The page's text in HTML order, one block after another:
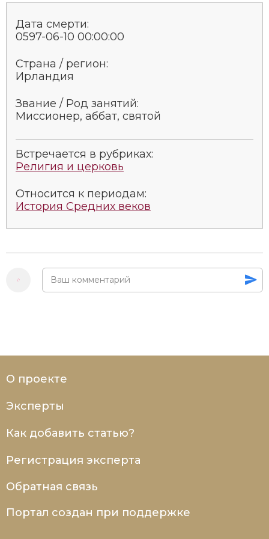
Специальные исторические дисциплины
СССР
Дата смерти:
0597-06-10 00:00:00
Страна / регион:
Ирландия
Звание / Род занятий:
Миссионер, аббат, святой
Встречается в рубриках:
Религия и церковь
Относится к периодам:
История Средних веков
О проекте
Эксперты
Как добавить статью?
Регистрация эксперта
Обратная связь
Портал создан при поддержке